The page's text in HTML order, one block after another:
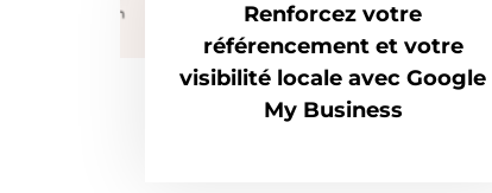
Renforcez votre
référencement et votre
visibilité locale avec Google
My Business